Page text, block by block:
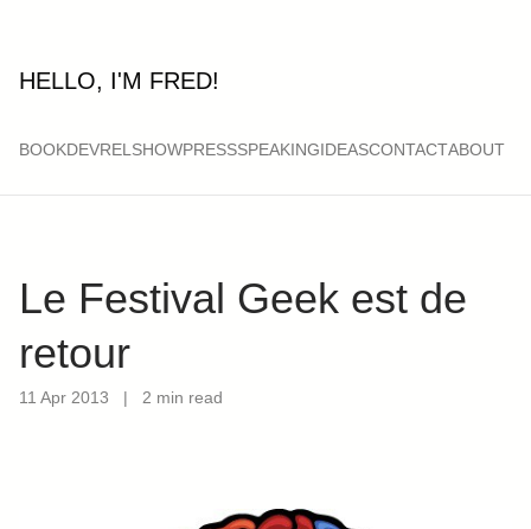
HELLO, I'M FRED!
BOOKDEVRELSHOWPRESSSPEAKINGIDEASCONTACTABOUT
Le Festival Geek est de
retour
11 Apr 2013 | 2 min read